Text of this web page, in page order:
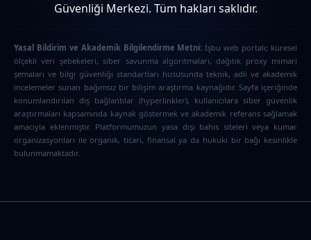
Güvenliği Merkezi. Tüm hakları saklıdır.
Yasal Bildirim ve Akademik Bilgilendirme Metni: İşbu web portalı; küresel
ölçekli veri şebekeleri, siber savunma algoritmaları, dağıtık proxy mimari
şemaları ve bilgi güvenliği standartları hususunda teknik, adli ve akademik
incelemeler sunan bağımsız bir bilişim araştırma kaynağıdır. Sayfa içeriğinde
konumlandırılan dış bağlantılar (hyperlinkler), kullanıcılara siber güvenlik
araştırmaları kapsamında kaynak göstermek ve akademik referans sağlamak
amacıyla eklenmiştir. Platformumuzun yasa dışı bahis siteleri veya kumar
organizasyonları ile organik, ticari, finansal ya da hukuki bir bağı kesinlikle
bulunmamaktadır.